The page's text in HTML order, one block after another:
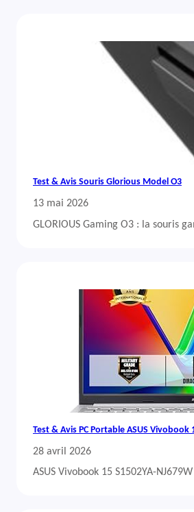
Test & Avis Souris Glorious Model O3
13 mai 2026
GLORIOUS Gaming O3 : la souris
Test & Avis PC Portable ASUS Vivobook
28 avril 2026
ASUS Vivobook 15 S1502YA-